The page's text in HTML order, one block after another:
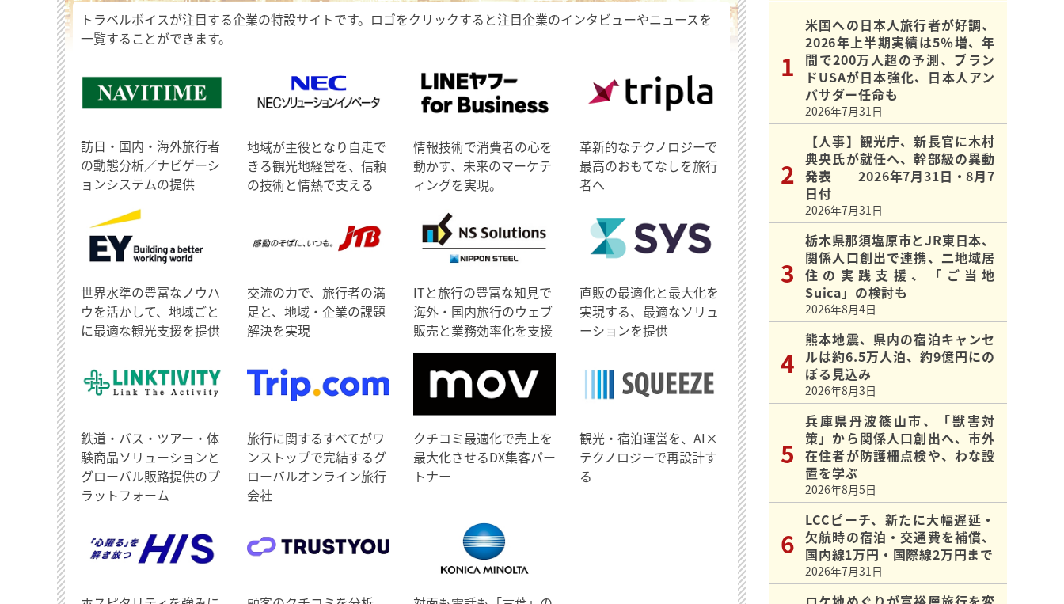
トラベルボイスが注目する企業の特設サイトです。ロゴをクリックすると注目企業のインタビューやニュースを
一覧することができます。
訪日・国内・海外旅行者
の動態分析／ナビゲーシ
ョンシステムの提供
地域が主役となり自走で
きる観光地経営を、信頼
の技術と情熱で支える
情報技術で消費者の心を
動かす、未来のマーケテ
ィングを実現。
革新的なテクノロジーで
最高のおもてなしを旅行
者へ
世界水準の豊富なノウハ
ウを活かして、地域ごと
に最適な観光支援を提供
交流の力で、旅行者の満
足と、地域・企業の課題
解決を実現
ITと旅行の豊富な知見で
海外・国内旅行のウェブ
販売と業務効率化を支援
直販の最適化と最大化を
実現する、最適なソリュ
ーションを提供
鉄道・バス・ツアー・体
験商品ソリューションと
グローバル販路提供のプ
ラットフォーム
旅行に関するすべてがワ
ンストップで完結するグ
ローバルオンライン旅行
会社
クチコミ最適化で売上を
最大化させるDX集客パー
トナー
観光・宿泊運営を、AI×
テクノロジーで再設計す
る
米国への日本人旅行者が好調、
2026年上半期実績は5％増、年
間で200万人超の予測、ブラン
ドUSAが日本強化、日本人アン
バサダー任命も
2026年7月31日
【人事】観光庁、新長官に木村
典央氏が就任へ、幹部級の異動
発表 ―2026年7月31日・8月7
日付
2026年7月31日
栃木県那須塩原市とJR東日本、
関係人口創出で連携、二地域居
住の実践支援、「ご当地
Suica」の検討も
2026年8月4日
熊本地震、県内の宿泊キャンセ
ルは約6.5万人泊、約9億円にの
ぼる見込み
2026年8月3日
兵庫県丹波篠山市、「獣害対
策」から関係人口創出へ、市外
在住者が防護柵点検や、わな設
置を学ぶ
2026年8月5日
LCCピーチ、新たに大幅遅延・
欠航時の宿泊・交通費を補償、
国内線1万円・国際線2万円まで
2026年7月31日